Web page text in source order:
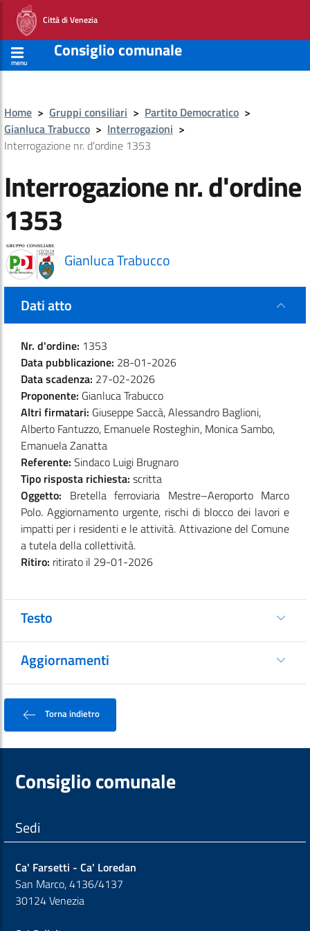
Città di Venezia
menu
Consiglio comunale
Home > Gruppi consiliari > Partito Democratico >
Gianluca Trabucco > Interrogazioni >
Interrogazione nr. d'ordine 1353
Interrogazione nr. d'ordine
1353
Gianluca Trabucco
Dati atto
Nr. d'ordine: 1353
Data pubblicazione: 28-01-2026
Data scadenza: 27-02-2026
Proponente: Gianluca Trabucco
Altri firmatari: Giuseppe Saccà, Alessandro Baglioni,
Alberto Fantuzzo, Emanuele Rosteghin, Monica Sambo,
Emanuela Zanatta
Referente: Sindaco Luigi Brugnaro
Tipo risposta richiesta: scritta
Oggetto: Bretella ferroviaria Mestre–Aeroporto Marco
Polo. Aggiornamento urgente, rischi di blocco dei lavori e
impatti per i residenti e le attività. Attivazione del Comune
a tutela della collettività.
Ritiro: ritirato il 29-01-2026
Testo
Aggiornamenti
Torna indietro
Consiglio comunale
Sedi
Ca' Farsetti - Ca' Loredan
San Marco, 4136/4137
30124 Venezia